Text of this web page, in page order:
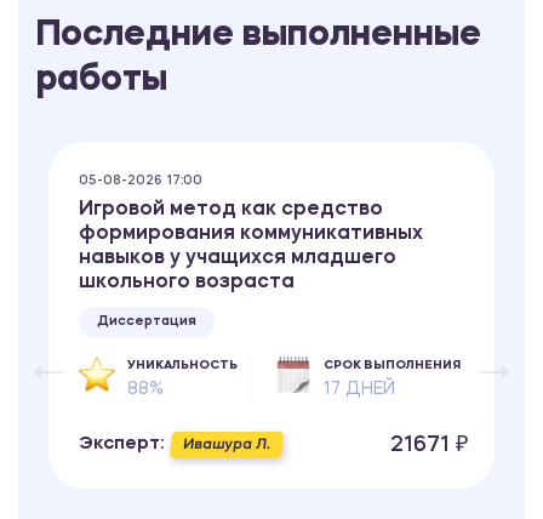
Последние выполненные
работы
05-08-2026 17:00
Игровой метод как средство
формирования коммуникативных
навыков у учащихся младшего
школьного возраста
Диссертация
УНИКАЛЬНОСТЬ
88%
СРОК ВЫПОЛНЕНИЯ
17 ДНЕЙ
Эксперт: Ивашура Л. 21671 ₽